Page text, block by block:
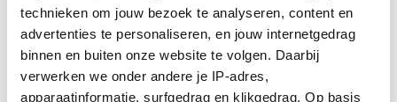
technieken om jouw bezoek te analyseren, content en
advertenties te personaliseren, en jouw internetgedrag
binnen en buiten onze website te volgen. Daarbij
verwerken we onder andere je IP-adres,
apparaatinformatie, surfgedrag en klikgedrag. Op basis